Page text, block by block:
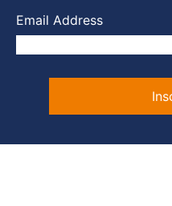
Email Address